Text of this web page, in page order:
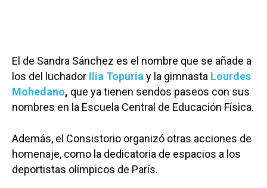
El de Sandra Sánchez es el nombre que se añade a
los del luchador Ilia Topuria y la gimnasta Lourdes
Mohedano, que ya tienen sendos paseos con sus
nombres en la Escuela Central de Educación Física.
Además, el Consistorio organizó otras acciones de
homenaje, como la dedicatoria de espacios a los
deportistas olímpicos de París.